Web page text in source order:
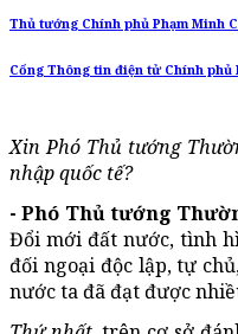
Thủ tướng Chính phủ Phạm Minh
Cổng Thông tin điện tử Chính
Xin Phó Thủ tướng
nhập quốc tế?
- Phó Thủ tướng
Đổi mới đất nước, tình
đối ngoại độc lập, tự
nước ta đã đạt được